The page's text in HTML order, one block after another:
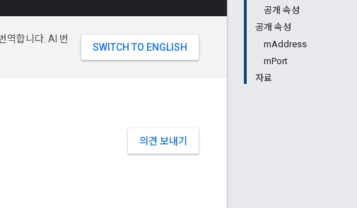
공개 속성
공개 속성
mAddress
mPort
자료
역합니다. AI 번
의견 보내기